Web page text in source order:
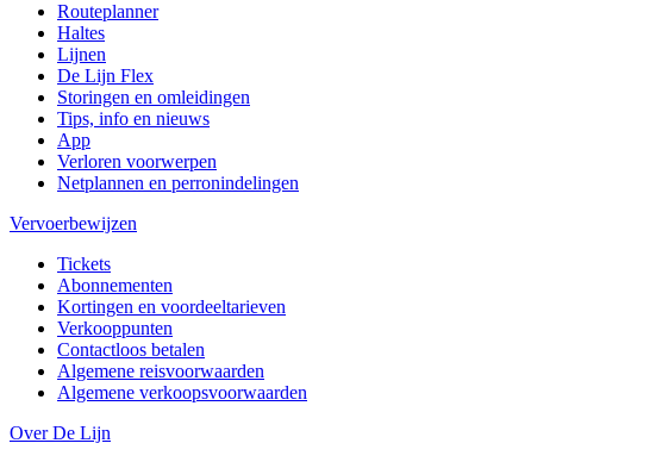
Routeplanner
Haltes
Lijnen
De Lijn Flex
Storingen en omleidingen
Tips, info en nieuws
App
Verloren voorwerpen
Netplannen en perronindelingen
Vervoerbewijzen
Tickets
Abonnementen
Kortingen en voordeeltarieven
Verkooppunten
Contactloos betalen
Algemene reisvoorwaarden
Algemene verkoopsvoorwaarden
Over De Lijn